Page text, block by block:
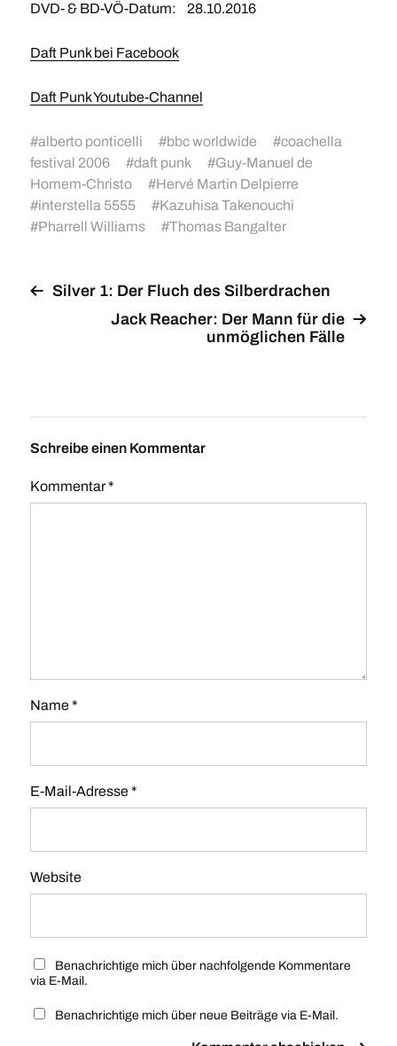
DVD- & BD-VÖ-Datum: 28.10.2016
Daft Punk bei Facebook
Daft Punk Youtube-Channel
#alberto ponticelli #bbc worldwide #coachella
festival 2006
#daft punk #Guy-Manuel de
Homem-Christo
#Hervé Martin Delpierre
#interstella 5555 #Kazuhisa Takenouchi
#Pharrell Williams #Thomas Bangalter
Silver 1: Der Fluch des Silberdrachen
Jack Reacher: Der Mann für die
unmöglichen Fälle
Schreibe einen Kommentar
Kommentar*
Name*
E-Mail-Adresse*
Website
Benachrichtige mich über nachfolgende Kommentare
via E-Mail.
Benachrichtige mich über neue Beiträge via E-Mail.